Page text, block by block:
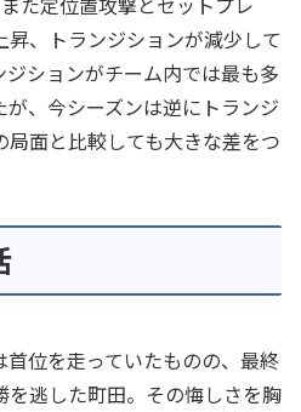
、トランジションが減少して
ションがチーム内では最も多
、今シーズンは逆にトランジ
面と比較しても大きな差をつ
位を走っていたものの、最終
逃した町田。その悔しさを胸